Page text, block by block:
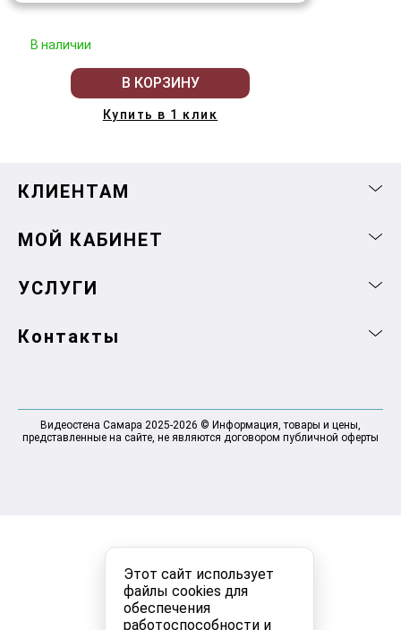
Этот сайт использует
файлы cookies для
обеспечения
работоспособности и
В наличии
В КОРЗИНУ
Купить в 1 клик
КЛИЕНТАМ
МОЙ КАБИНЕТ
УСЛУГИ
Контакты
Видеостена Самара 2025-2026 © Информация, товары и цены,
представленные на сайте, не являются договором публичной оферты